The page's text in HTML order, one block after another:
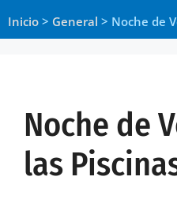
Inicio > General > Noche de
Noche de
las